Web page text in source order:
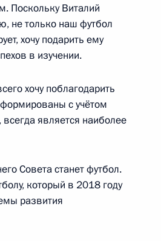
2
Поскольку Виталий
не только наш футбол
хочу подарить ему
в изучении.
хочу поблагодарить
с учётом
является наиболее
Совета станет футбол.
который в 2018 году
развития